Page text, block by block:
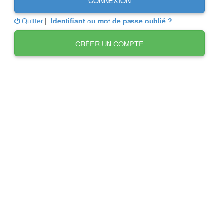
Quitter | Identifiant ou mot de passe oublié ?
CRÉER UN COMPTE